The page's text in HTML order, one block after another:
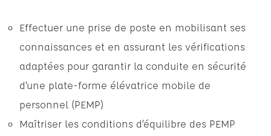
Effectuer une prise de poste en mobilisant ses
connaissances et en assurant les vérifications
adaptées pour garantir la conduite en sécurité
d’une plate-forme élévatrice mobile de
personnel (PEMP)
Maîtriser les conditions d’équilibre des PEMP